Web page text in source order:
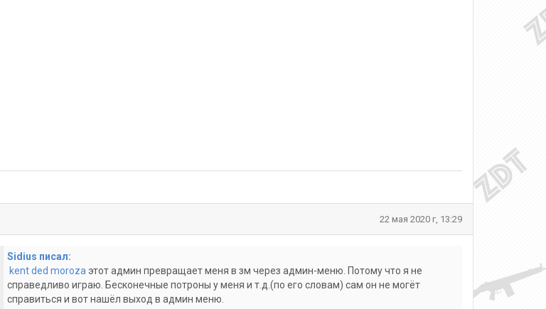
22 мая 2020 г, 13:29
Sidius писал:
kent ded moroza этот админ превращает меня в зм через админ-меню. Потому что я не
справедливо играю. Бесконечные потроны у меня и т.д.(по его словам) сам он не могёт
справиться и вот нашёл выход в админ меню.